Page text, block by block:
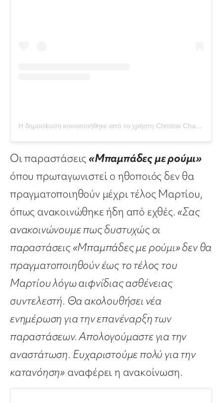
Η δημοσίευση κοινοποιήθηκε από το χρήστη Christos Chatzipanagiotis (@christos_chatzipanagiotis)
Οι παραστάσεις «Μπαμπάδες με ρούμι»
όπου πρωταγωνιστεί ο ηθοποιός δεν θα
πραγματοποιηθούν μέχρι τέλος Μαρτίου,
όπως ανακοινώθηκε ήδη από εχθές. «Σας
ανακοινώνουμε πως δυστυχώς οι
παραστάσεις «Μπαμπάδες με ρούμι» δεν θα
πραγματοποιηθούν έως το τέλος του
Μαρτίου λόγω αιφνίδιας ασθένειας
συντελεστή. Θα ακολουθήσει νέα
ενημέρωση για την επανέναρξη των
παραστάσεων. Απολογούμαστε για την
αναστάτωση. Ευχαριστούμε πολύ για την
κατανόηση» αναφέρει η ανακοίνωση.